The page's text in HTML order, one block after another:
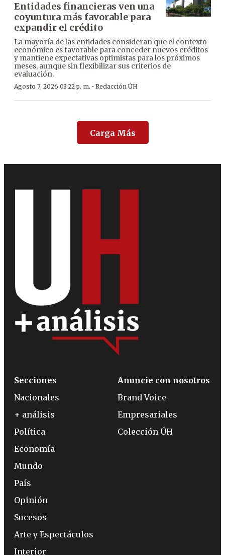
Entidades financieras ven una
coyuntura más favorable para
expandir el crédito
La mayoría de las entidades consideran que el contexto
económico es favorable para conceder nuevos créditos
y mantiene expectativas optimistas para los próximos
meses, aunque sin flexibilizar sus criterios de
evaluación.
Agosto 7, 2026 03:22 p. m. · Redacción ÚH
Carga Más
Secciones
Nacionales
+ análisis
Política
Economía
Mundo
País
Opinión
Sucesos
Arte y Espectáculos
Interior
Anuncie con nosotros
Brand Voice
Empresariales
Colección ÚH